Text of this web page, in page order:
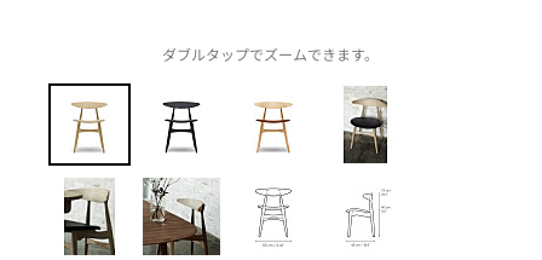
ダブルタップでズームできます。